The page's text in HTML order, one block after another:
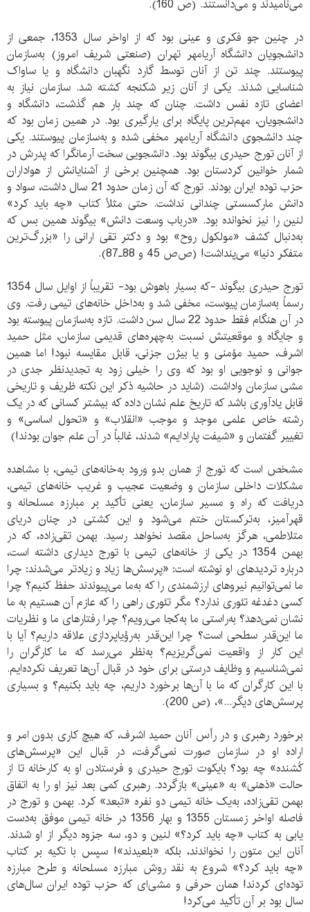
می‌نامیدند و می‌دانستند. (ص 160).
در چنین جو فکری و عینی بود که از اواخر سال 1353، جمعی از
دانشجویان دانشگاه آریامهر تهران (صنعتی شریف امروز) به‌سازمان
پیوستند. چند تن از آنان توسط گارد نگهبان دانشگاه و یا ساواک
شناسایی شدند. یکی از آنان زیر شکنجه کشته شد. سازمان نیاز به
اعضای تازه نفس داشت. چنان که چند بار هم گذشت، دانشگاه و
دانشجویان، مهم‌ترین پایگاه برای یارگیری بود. در همین زمان بود که
چند دانشجوی دانشگاه آریامهر مخفی شده و به‌سازمان پیوستند. یکی
از آنان تورج حیدری بیگوند بود. دانشجویی سخت آرمانگرا که پدرش در
شمار خوانین کردستان بود. همچنین برخی از آشنایانش از هواداران
حزب توده ایران بودند. تورج که آن زمان حدود 21 سال داشت، سواد و
دانش مارکسستی چندانی نداشت. حتی مثلاً کتاب «چه باید کرد»
لنین را نیز نخوانده بود. «درباب وسعت دانش» بیگوند همین بس که
به‌دنبال کشف «مولکول روح» بود و دکتر تقی ارانی را «بزرگ‌ترین
متفکر دنیا» می‌پنداشت! (ص‌ص 45 و 88ـ87).
تورج حیدری بیگوند -که بسیار باهوش بود- تقریباً از اوایل سال 1354
رسماً به‌سازمان پیوست، مخفی شد و به‌داخل خانه‌های تیمی رفت. وی
در آن هنگام فقط حدود 22 سال سن داشت. تازه به‌سازمان پیوسته بود
و جایگاه و موقعیتش نسبت به‌چهره‌های قدیمی سازمان، مثل حمید
اشرف، حمید مؤمنی و یا بیژن جزنی، قابل مقایسه نبود! اما همین
جوانی و نوجویی او بود که وی را خیلی زود به‌ تجدیدنظر جدی در
مشی سازمان واداشت. (شاید در حاشیه ذکر این نکته ظریف و تاریخی
قابل یادآوری باشد که تاریخ علم نشان داده که بیشتر کسانی که در یک
رشته خاص علمی موجد و موجب «انقلاب» و «تحول اساسی» و
تغییر گفتمان و «شیفت پارادایم» شدند، غالباً در آن علم جوان بودند!)
مشخص است که تورج از همان بدو ورود به‌خانه‌های تیمی، با مشاهده
مشکلات داخلی سازمان و وضعیت عجیب و غریب خانه‌های تیمی،
دریافت که راه و مسیر سازمان، یعنی تأکید بر مبارزه مسلحانه و
قهرآمیز، به‌ترکستان ختم می‌شود و این کشتی در چنان دریای
متلاطمی، هرگز به‌ساحل مقصد نخواهد رسید. بهمن تقی‌زاده، که در
بهمن 1354 در یکی از خانه‌های تیمی با تورج دیداری داشته است،
درباره تردیدهای او نوشته است: «پرسش‌ها زیاد و زیادتر می‌شدند: چرا
ما نمی‌توانیم نیروهای ارزشمندی را که به‌ما می‌پیوندند حفظ کنیم؟ چرا
کسی دغدغه تئوری ندارد؟ مگر تئوری راهی را که عازم آن هستیم به‌ ما
نشان نمی‌دهد؟ به‌راستی ما به‌کجا می‌رویم؟ چرا رفتارهای ما و نظریات
ما این‌قدر سطحی است؟ چرا این‌قدر به‌رؤیاپردازی علاقه داریم؟ آیا با
این کار از واقعیت نمی‌گریزیم؟ به‌نظر می‌رسد که ما کارگران را
نمی‌شناسیم و وظایف درستی برای خود در قبال آن‌ها تعریف نکرده‌ایم.
با این کارگران که ما با آن‌ها برخورد داریم، چه باید بکنیم؟ و بسیاری
پرسش‌های دیگر...»، (ص 200).
برخورد رهبری و در رأس آنان حمید اشرف، که هیچ کاری بدون امر و
اراده او در سازمان صورت نمی‌گرفت، در قبال این «پرسش‌های
کُشنده» چه بود؟ بایکوت تورج حیدری و فرستادن او به کارخانه تا از
حالت «ذهنی» به «عینی» بازگردد. رهبری کمی بعد نیز او را به اتفاق
بهمن تقی‌زاده، به‌یک خانه تیمی دو نفره «تبعد» کرد. بهمن و تورج در
فاصله اواخر زمستان 1355 و بهار 1356 در خانه تیمی موفق به‌دست
یابی به کتاب «چه باید کرد؟» لنین و دو، سه جزوه دیگر از او شدند.
آنان این متون را نخواندند، بلکه «بلعیدند»! سپس با تکیه بر کتاب
«چه باید کرد؟» شروع به نقد روش مبارزه مسلحانه و طرح مبارزه
توده‌ای کردند! همان حرفی و مشی‌ای که حزب توده ایران سال‌های
سال بود بر آن تأکید می‌کرد!